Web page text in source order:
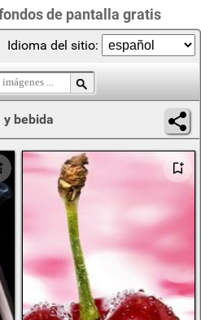
de pantalla gratis
Idioma del sitio:
y bebida